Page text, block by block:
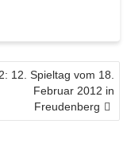
12. Spieltag vom 18.
Februar 2012 in
Freudenberg